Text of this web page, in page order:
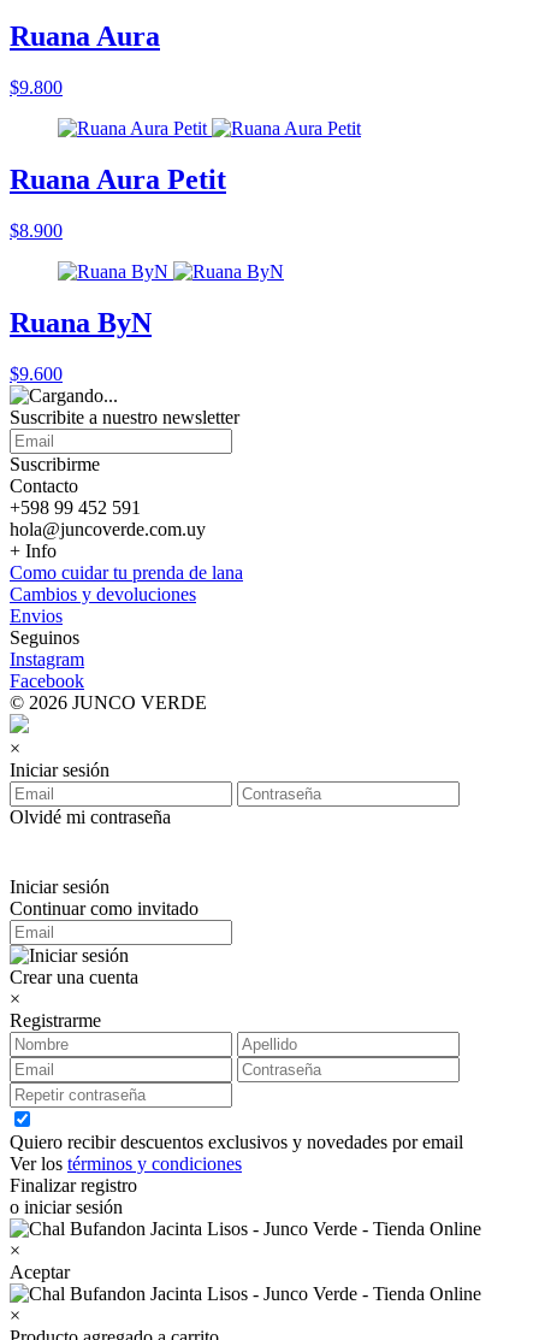
Ruana Aura
$9.800
Ruana Aura Petit
$8.900
Ruana ByN
$9.600
Suscribite a nuestro newsletter
Suscribirme
Contacto
+598 99 452 591
hola@juncoverde.com.uy
+ Info
Como cuidar tu prenda de lana
Cambios y devoluciones
Envios
Seguinos
Instagram
Facebook
© 2026 JUNCO VERDE
×
Iniciar sesión
Olvidé mi contraseña
Iniciar sesión
Continuar como invitado
Crear una cuenta
×
Registrarme
Quiero recibir descuentos exclusivos y novedades por email
Ver los términos y condiciones
Finalizar registro
o iniciar sesión
×
Aceptar
×